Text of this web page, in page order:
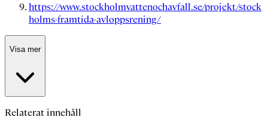
https://www.stockholmvattenochavfall.se/projekt/stock
holms-framtida-avloppsrening/
Visa mer
Relaterat innehåll